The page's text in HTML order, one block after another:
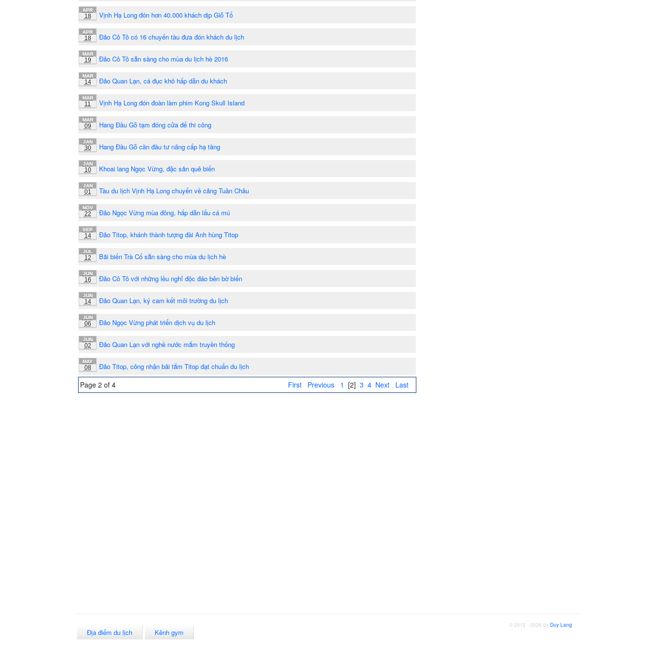
APR
18 Vịnh Hạ Long đón hơn 40.000 khách dịp Giỗ Tổ
APR
18 Đảo Cô Tô có 16 chuyến tàu đưa đón khách du lịch
MAR
19 Đảo Cô Tô sẵn sàng cho mùa du lịch hè 2016
MAR
14 Đảo Quan Lạn, cá đục khô hấp dẫn du khách
MAR
11 Vịnh Hạ Long đón đoàn làm phim Kong Skull Island
MAR
09 Hang Đầu Gỗ tạm đóng cửa để thi công
JAN
30 Hang Đầu Gỗ cần đầu tư nâng cấp hạ tầng
JAN
10 Khoai lang Ngọc Vừng, đặc sản quê biển
JAN
01 Tàu du lịch Vịnh Hạ Long chuyển về cảng Tuần Châu
NOV
22 Đảo Ngọc Vừng mùa đông, hấp dẫn lẩu cá mú
SEP
14 Đảo Titop, khánh thành tượng đài Anh hùng Titop
JUL
12 Bãi biển Trà Cổ sẵn sàng cho mùa du lịch hè
JUN
16 Đảo Cô Tô với những lều nghỉ độc đáo bên bờ biển
JUN
14 Đảo Quan Lạn, ký cam kết môi trường du lịch
JUN
06 Đảo Ngọc Vừng phát triển dịch vụ du lịch
JUN
02 Đảo Quan Lạn với nghề nước mắm truyền thống
MAY
08 Đảo Titop, công nhận bãi tắm Titop đạt chuẩn du lịch
Page 2 of 4 First Previous 1 [2] 3 4 Next Last
Địa điểm du lịch Kênh gym
© 2012 - 2026 by Duy Lang